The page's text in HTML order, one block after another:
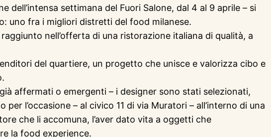
dell’intensa settimana del Fuori Salone, dal 4 al 9 aprile – si
uno fra i migliori distretti del food milanese.
nell’offerta di una ristorazione italiana di qualità, a
del quartiere, un progetto che unisce e valorizza cibo e
affermati o emergenti – i designer sono stati selezionati,
l’occasione – al civico 11 di via Muratori – all’interno di una
che li accomuna, l’aver dato vita a oggetti che
la food experience.